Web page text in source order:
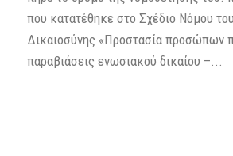
που κατατέθηκε στο Σχέδιο Νόμου
Δικαιοσύνης «Προστασία προσώπων
παραβιάσεις ενωσιακού δικαίου –...